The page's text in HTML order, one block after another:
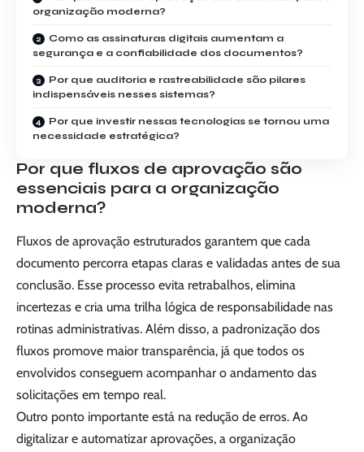
organização moderna?
Como as assinaturas digitais aumentam a
segurança e a confiabilidade dos documentos?
Por que auditoria e rastreabilidade são pilares
indispensáveis nesses sistemas?
Por que investir nessas tecnologias se tornou uma
necessidade estratégica?
Por que fluxos de aprovação são
essenciais para a organização
moderna?
Fluxos de aprovação estruturados garantem que cada
documento percorra etapas claras e validadas antes de sua
conclusão. Esse processo evita retrabalhos, elimina
incertezas e cria uma trilha lógica de responsabilidade nas
rotinas administrativas. Além disso, a padronização dos
fluxos promove maior transparência, já que todos os
envolvidos conseguem acompanhar o andamento das
solicitações em tempo real.
Outro ponto importante está na redução de erros. Ao
digitalizar e automatizar aprovações, a organização